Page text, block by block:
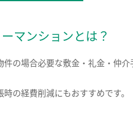
マンションとは？
件の場合必要な敷金・礼金・仲介
の経費削減にもおすすめです。